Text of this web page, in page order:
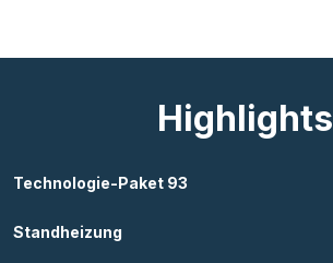
Highlights
Technologie-Paket 93
Standheizung